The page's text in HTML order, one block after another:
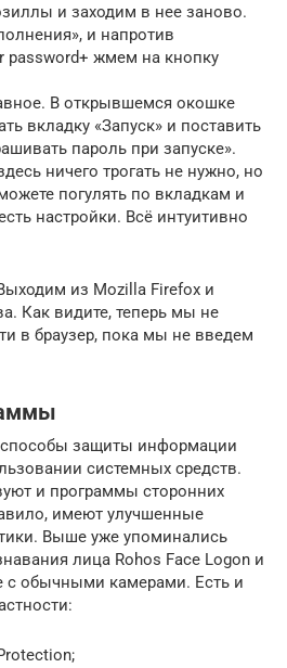
и заходим в нее заново.
и напротив
password+ жмем на кнопку
В открывшемся окошке
вкладку «Запуск» и поставить
пароль при запуске».
ничего трогать не нужно, но
погулять по вкладкам и
настройки. Всё интуитивно
из Mozilla Firefox и
Как видите, теперь мы не
в браузер, пока мы не введем
защиты информации
системных средств.
и программы сторонних
имеют улучшенные
Выше уже упоминались
лица Rohos Face Logon и
с обычными камерами. Есть и